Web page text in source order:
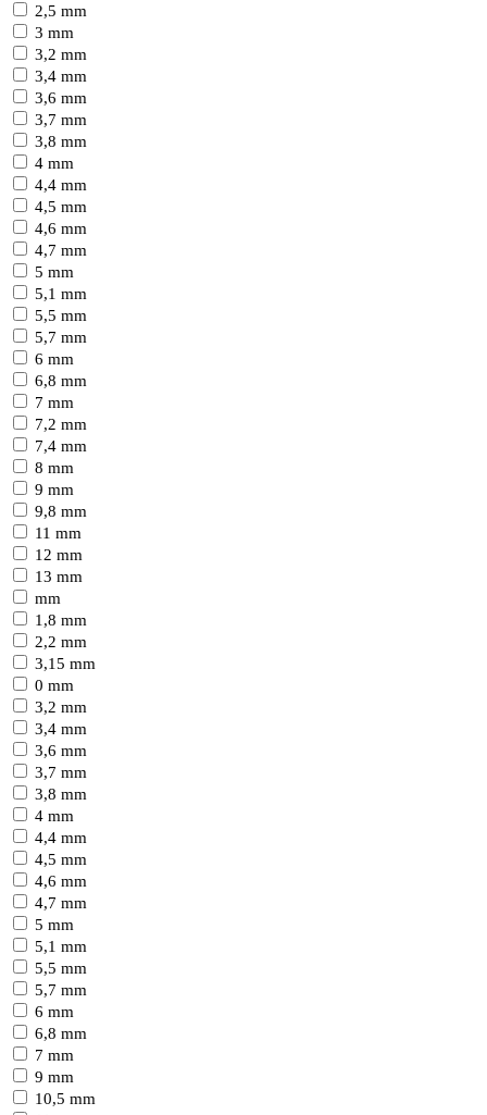
2,5 mm
3 mm
3,2 mm
3,4 mm
3,6 mm
3,7 mm
3,8 mm
4 mm
4,4 mm
4,5 mm
4,6 mm
4,7 mm
5 mm
5,1 mm
5,5 mm
5,7 mm
6 mm
6,8 mm
7 mm
7,2 mm
7,4 mm
8 mm
9 mm
9,8 mm
11 mm
12 mm
13 mm
mm
1,8 mm
2,2 mm
3,15 mm
0 mm
3,2 mm
3,4 mm
3,6 mm
3,7 mm
3,8 mm
4 mm
4,4 mm
4,5 mm
4,6 mm
4,7 mm
5 mm
5,1 mm
5,5 mm
5,7 mm
6 mm
6,8 mm
7 mm
9 mm
10,5 mm